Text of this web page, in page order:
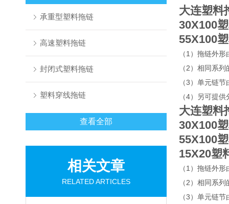
承重型塑料拖链
高速塑料拖链
封闭式塑料拖链
塑料穿线拖链
查看全部
相关文章
RELATED ARTICLES
大连塑料
30X100
55X100
（1）拖链外
（2）相同系
（3）单元链
（4）另可提
大连塑料
30X100
55X100
15X20塑
（1）拖链外
（2）相同系
（3）单元链